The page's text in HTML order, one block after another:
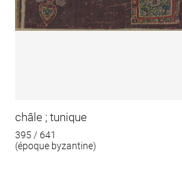
châle ; tunique
395 / 641
(époque byzantine)